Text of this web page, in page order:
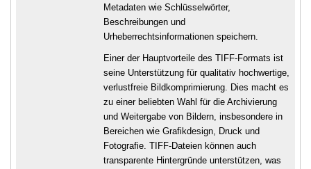
Metadaten wie Schlüsselwörter,
Beschreibungen und
Urheberrechtsinformationen speichern.
Einer der Hauptvorteile des TIFF-Formats ist
seine Unterstützung für qualitativ hochwertige,
verlustfreie Bildkomprimierung. Dies macht es
zu einer beliebten Wahl für die Archivierung
und Weitergabe von Bildern, insbesondere in
Bereichen wie Grafikdesign, Druck und
Fotografie. TIFF-Dateien können auch
transparente Hintergründe unterstützen, was